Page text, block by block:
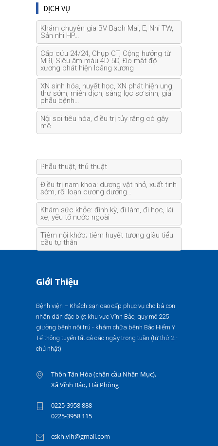
DỊCH VỤ
Khám chuyên gia BV Bạch Mai, E, Nhi TW,
Sản nhi HP…
Cấp cứu 24/24, Chụp CT, Cộng hưởng từ
MRI, Siêu âm màu 4D-5D, Đo mật độ
xương phát hiện loãng xương
XN sinh hóa, huyết học, XN phát hiện ung
thư sớm, miễn dịch, sàng lọc sơ sinh, giải
phẫu bệnh…
Nội soi tiêu hóa, điều trị tủy răng có gây
mê
Phẫu thuật, thủ thuật
Điều trị nam khoa: dương vật nhỏ, xuất tinh
sớm, rối loạn cương dương…
Khám sức khỏe: định kỳ, đi làm, đi học, lái
xe, yếu tố nước ngoài
Tiêm nội khớp; tiêm huyết tương giàu tiểu
cầu tự thân
Giới Thiệu
Bệnh viện – Khách sạn cao cấp phục vụ cho bà con
nhân dân đặc biệt khu vực Vĩnh Bảo, quy mô 225
giường bệnh nội trú - khám chữa bệnh Bảo Hiểm Y
Tế thông tuyến tất cả các ngày trong tuần (từ thứ 2 -
chủ nhật)
Thôn Tân Hòa (chân cầu Nhân Mục),
Xã Vĩnh Bảo, Hải Phòng
0225-3958 888
0225-3958 115
cskh.vih@gmail.com